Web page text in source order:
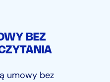
BEZ
umowy bez